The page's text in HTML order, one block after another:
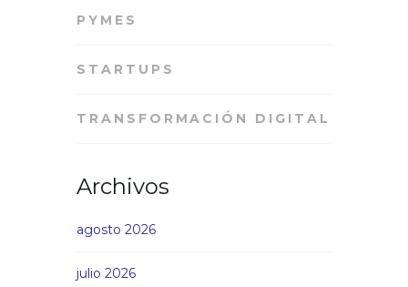
PYMES
STARTUPS
TRANSFORMACIÓN DIGITAL
Archivos
agosto 2026
julio 2026